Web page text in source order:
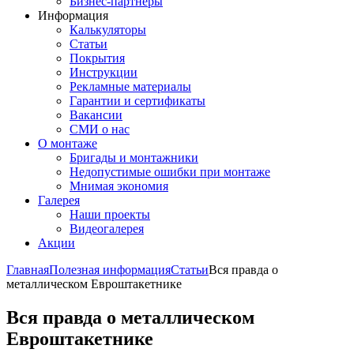
Информация
Калькуляторы
Статьи
Покрытия
Инструкции
Рекламные материалы
Гарантии и сертификаты
Вакансии
СМИ о нас
О монтаже
Бригады и монтажники
Недопустимые ошибки при монтаже
Мнимая экономия
Галерея
Наши проекты
Видеогалерея
Акции
ГлавнаяПолезная информацияСтатьиВся правда о
металлическом Евроштакетнике
Вся правда о металлическом
Евроштакетнике